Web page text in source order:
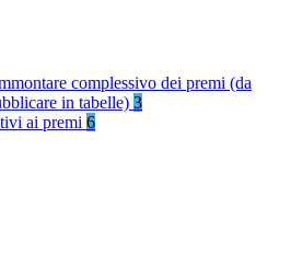
complessivo dei premi (da
in tabelle) 3
ai premi 6